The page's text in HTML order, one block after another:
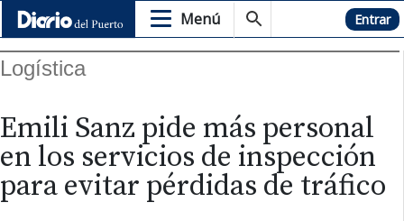
Menú Hemeroteca Entrar
Logística
Emili Sanz pide más personal
en los servicios de inspección
para evitar pérdidas de tráfico